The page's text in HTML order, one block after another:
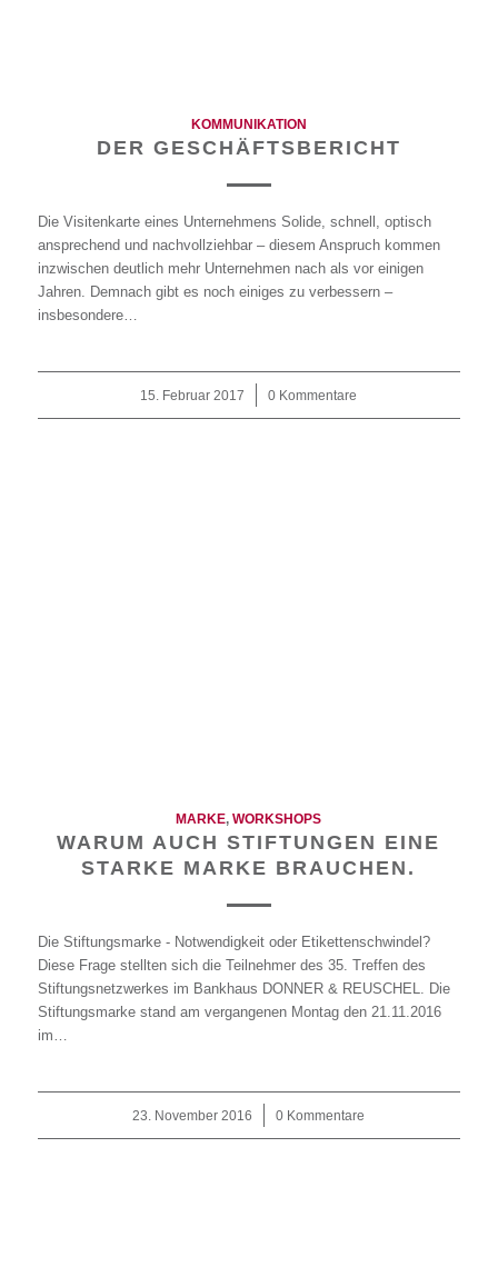
KOMMUNIKATION
DER GESCHÄFTSBERICHT
Die Visitenkarte eines Unternehmens Solide, schnell, optisch
ansprechend und nachvollziehbar – diesem Anspruch kommen
inzwischen deutlich mehr Unternehmen nach als vor einigen
Jahren. Demnach gibt es noch einiges zu verbessern –
insbesondere…
15. Februar 2017
/ 0 Kommentare
MARKE,WORKSHOPS
WARUM AUCH STIFTUNGEN EINE
STARKE MARKE BRAUCHEN.
Die Stiftungsmarke - Notwendigkeit oder Etikettenschwindel?
Diese Frage stellten sich die Teilnehmer des 35. Treffen des
Stiftungsnetzwerkes im Bankhaus DONNER & REUSCHEL. Die
Stiftungsmarke stand am vergangenen Montag den 21.11.2016
im…
23. November 2016
/ 0 Kommentare